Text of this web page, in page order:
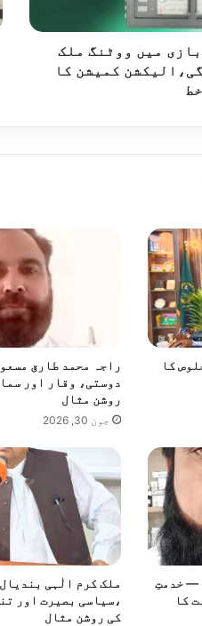
ساتھ روایتی دفاعی
سمیت عام قیدیوں سے
ملاقاتوں پر پابندی میں 2 روز
وزیر اعلیٰ
کا اقدام لاہور ہائیکورٹ میں چیلنج
میں ووٹنگ ملک
کمیشن کا
خط
کا
راجہ محمد طارق
دوستی، وقار اور
روشن مثال
جون 30, 2026
— خدمتِ
کا
ملک کرم الٰہی
،سیاسی بصیرت اور
کی روشن مثال